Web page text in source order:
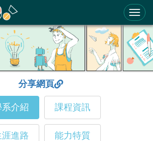
中育才輔助系統
分享網頁
系介紹 課程資訊
涯進路 能力特質